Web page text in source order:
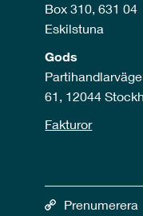
Box 310, 631 04
Eskilstuna
Gods
61, 12044
Fakturor
Prenumerera